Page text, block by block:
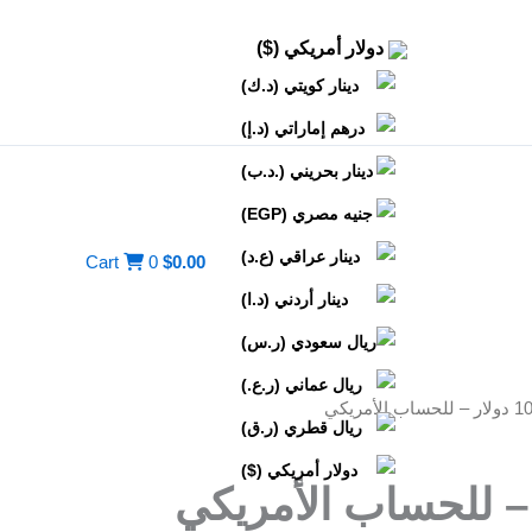
دولار أمريكي ($)
دينار كويتي (د.ك)
درهم إماراتي (د.إ)
دينار بحريني (.د.ب)
جنيه مصري (EGP)
دينار عراقي (ع.د)
دينار أردني (د.ا)
ريال سعودي (ر.س)
ريال عماني (ر.ع.)
ريال قطري (ر.ق)
دولار أمريكي ($)
$0.00
0
Cart